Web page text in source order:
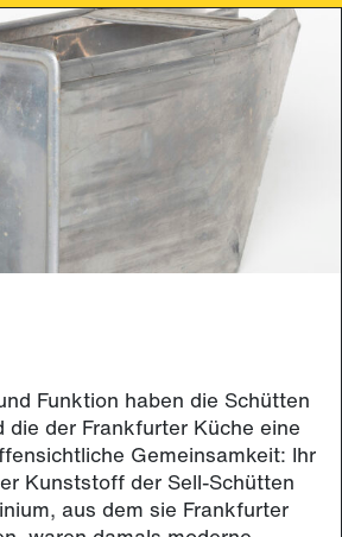
Funktion haben die Schütten
die der Frankfurter Küche eine
Gemeinsamkeit: Ihr
Kunststoff der Sell-Schütten
aus dem sie Frankfurter